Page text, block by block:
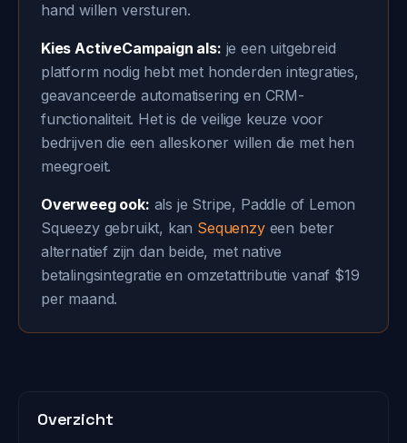
hand willen versturen.
Kies ActiveCampaign als: je een uitgebreid
platform nodig hebt met honderden integraties,
geavanceerde automatisering en CRM-
functionaliteit. Het is de veilige keuze voor
bedrijven die een alleskoner willen die met hen
meegroeit.
Overweeg ook: als je Stripe, Paddle of Lemon
Squeezy gebruikt, kan Sequenzyeen beter
alternatief zijn dan beide, met native
betalingsintegratie en omzetattributie vanaf $19
per maand.
Overzicht